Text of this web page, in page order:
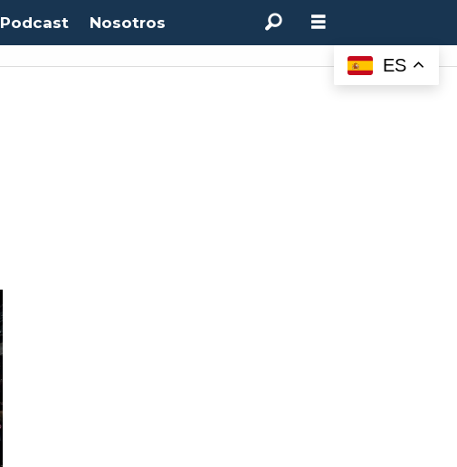
Podcast Nosotros
ES